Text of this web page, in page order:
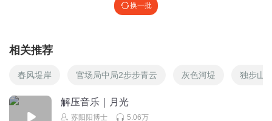
换一批
相关推荐
春风堤岸 官场局中局2步步青云 灰色河堤 独步山
解压音乐｜月光
苏阳阳博士 5.06万